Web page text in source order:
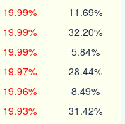
19.99% 11.69%
19.99% 32.20%
19.99% 5.84%
19.97% 28.44%
19.96% 8.49%
19.93% 31.42%